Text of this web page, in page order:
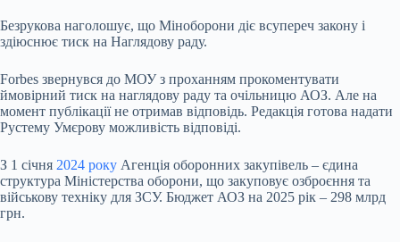
Безрукова наголошує, що Міноборони діє всупереч закону і
здіюснює тиск на Наглядову раду.
Forbes звернувся до МОУ з проханням прокоментувати
ймовірний тиск на наглядову раду та очільницю АОЗ. Але на
момент публікації не отримав відповідь. Редакція готова надати
Рустему Умєрову можливість відповіді.
З 1 січня 2024 року Агенція оборонних закупівель – єдина
структура Міністерства оборони, що закуповує озброєння та
військову техніку для ЗСУ. Бюджет АОЗ на 2025 рік – 298 млрд
грн.